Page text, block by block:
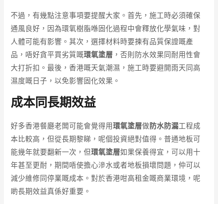
不過，有幾點注意事項要提醒大家。首先，施工時必須確保
通風良好，因為環氧樹脂喺固化過程中會釋放化學氣味，對
人體可能有影響。其次，選擇材料時要揀有品質保證嘅產
品，唔好貪平買劣質嘅環氧塗層 ，否則防水效果同耐用性會
大打折扣。最後，香港嘅天氣潮濕，施工時要避開雨天同高
濕度嘅日子，以免影響固化效果。
成本同長期效益
好多香港餐廳老闆可能會覺得用環氧塗層做防水防漏工程成
本比較高，但從長期黎睇，呢個投資絕對值得。普通地板可
能幾年就要翻新一次，但環氧塗層如果保養得宜，可以用十
年甚至更耐，期間唔使擔心滲水或者地板損壞問題，仲可以
減少維修同停業嘅成本。對於香港咁高租金嘅商業環境，呢
啲長期效益真係好重要。